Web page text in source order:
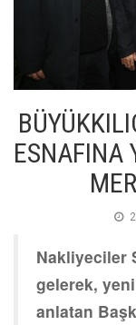
ESNAFINA
Nakliyeciler
gelerek,
anlatan